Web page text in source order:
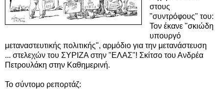
στους
"συντρόφους" του:
Τον έκανε "σκιώδη
υπουργό
μεταναστευτικής πολιτικής", αρμόδιο για την μετανάστευση
... στελεχών του ΣΥΡΙΖΑ στην "ΕΛΑΣ"! Σκίτσο του Ανδρέα
Πετρουλάκη στην Καθημερινή.
Το σύντομο ρεπορτάζ: